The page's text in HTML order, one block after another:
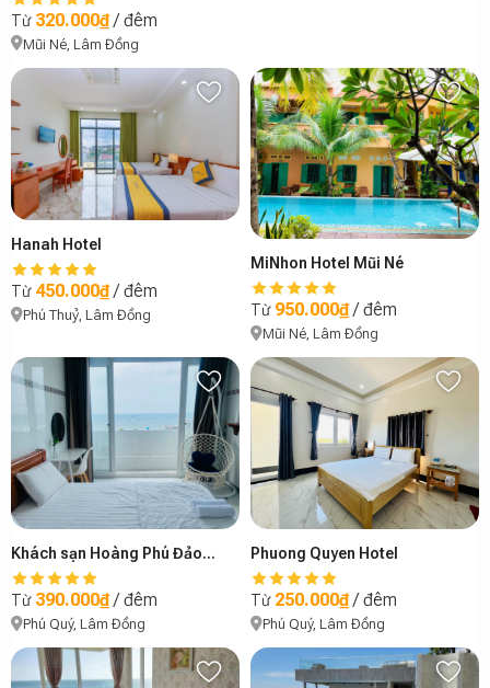
Từ 320.000₫/ đêm
Mũi Né, Lâm Đồng
Hanah Hotel
Từ 450.000₫/ đêm
Phú Thuỷ, Lâm Đồng
MiNhon Hotel Mũi Né
Từ 950.000₫/ đêm
Mũi Né, Lâm Đồng
Khách sạn Hoàng Phú Đảo Phú Quý
Từ 390.000₫/ đêm
Phú Quý, Lâm Đồng
Phuong Quyen Hotel
Từ 250.000₫/ đêm
Phú Quý, Lâm Đồng